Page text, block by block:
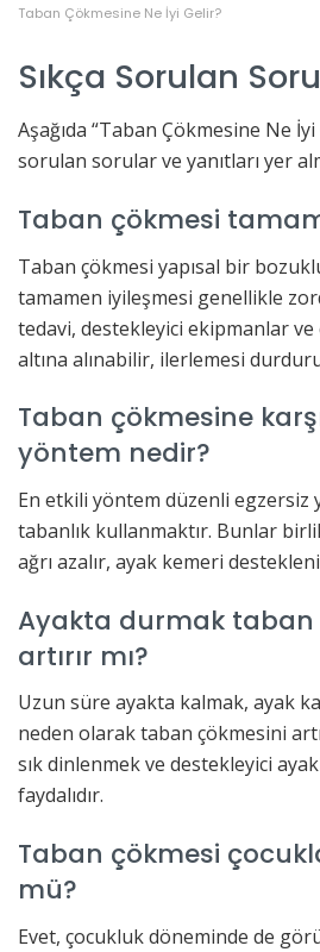
Taban Çökmesine Ne İyi Gelir?
Sıkça Sorulan
Aşağıda “Taban Çökmesine Ne
sorulan sorular ve yanıtları yer
Taban çökmesi
Taban çökmesi yapısal bir
tamamen iyileşmesi genellikle
tedavi, destekleyici ekipmanlar
altına alınabilir, ilerlemesi
Taban çökmesine
yöntem nedir?
En etkili yöntem düzenli egzersiz
tabanlık kullanmaktır. Bunlar
ağrı azalır, ayak kemeri
Ayakta durmak taban
artırır mı?
Uzun süre ayakta kalmak, ayak
neden olarak taban çökmesini
sık dinlenmek ve destekleyici
faydalıdır.
Taban çökmesi
mü?
Evet, çocukluk döneminde de